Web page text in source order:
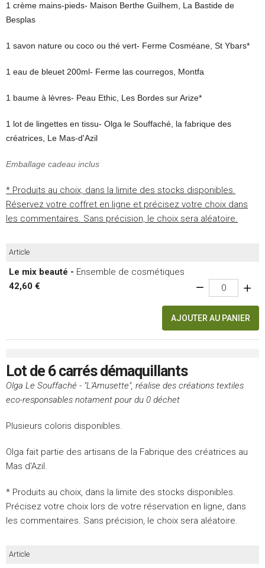
1 crème mains-pieds- Maison Berthe Guilhem, La Bastide de
Besplas
1 savon nature ou coco ou thé vert- Ferme Cosméane, St Ybars*
1 eau de bleuet 200ml- Ferme las courregos, Montfa
1 baume à lèvres- Peau Ethic, Les Bordes sur Arize*
1 lot de lingettes en tissu- Olga le Souffaché, la fabrique des
créatrices, Le Mas-d'Azil
Emballage cadeau inclus
* Produits au choix, dans la limite des stocks disponibles.
Réservez votre coffret en ligne et précisez votre choix dans
les commentaires. Sans précision, le choix sera aléatoire.
Article
Le mix beauté - Ensemble de cosmétiques
42,60 €
AJOUTER AU PANIER
Lot de 6 carrés démaquillants
Olga Le Souffaché - "L'Amusette", réalise des créations textiles
eco-responsables notament pour du 0 déchet
Plusieurs coloris disponibles.
Olga fait partie des artisans de la Fabrique des créatrices au
Mas d'Azil.
* Produits au choix, dans la limite des stocks disponibles.
Précisez votre choix lors de votre réservation en ligne, dans
les commentaires. Sans précision, le choix sera aléatoire.
Article